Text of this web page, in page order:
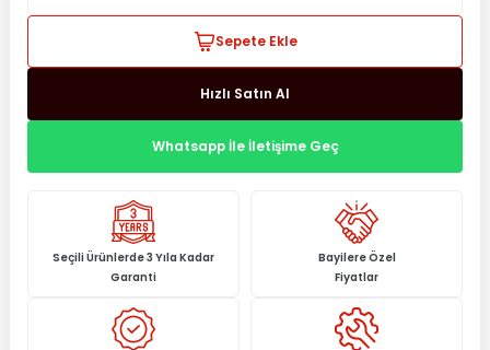
Sepete Ekle
Hızlı Satın Al
Whatsapp İle İletişime Geç
Seçili Ürünlerde 3 Yıla Kadar
Garanti
Bayilere Özel
Fiyatlar